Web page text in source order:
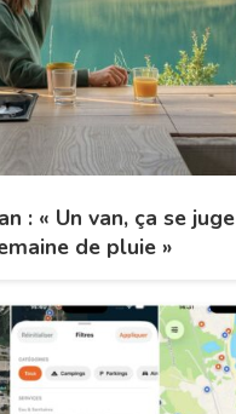
: « Un van, ça se juge
de pluie »